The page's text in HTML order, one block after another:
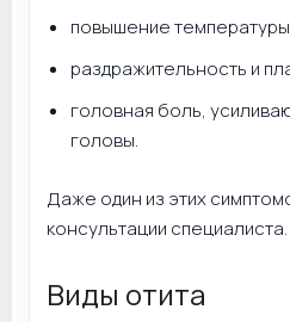
повышение
раздражительность и
головная боль,
головы.
Даже один из этих
консультации специалиста.
Виды отита